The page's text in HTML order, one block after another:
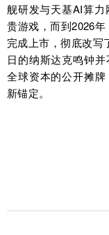
舰研发与天基AI算力
贵游戏，而到2026
完成上市，彻底改写
日的纳斯达克鸣钟
全球资本的公开摊
新锚定。